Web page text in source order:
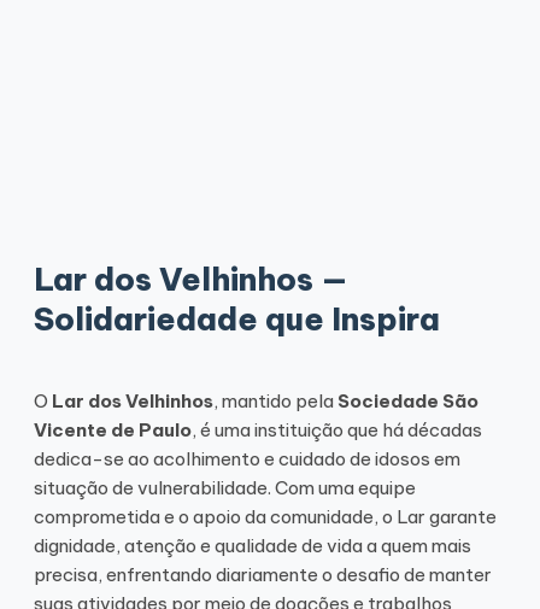
Lar dos Velhinhos —
Solidariedade que Inspira
O Lar dos Velhinhos, mantido pela Sociedade São
Vicente de Paulo, é uma instituição que há décadas
dedica-se ao acolhimento e cuidado de idosos em
situação de vulnerabilidade. Com uma equipe
comprometida e o apoio da comunidade, o Lar garante
dignidade, atenção e qualidade de vida a quem mais
precisa, enfrentando diariamente o desafio de manter
suas atividades por meio de doações e trabalhos